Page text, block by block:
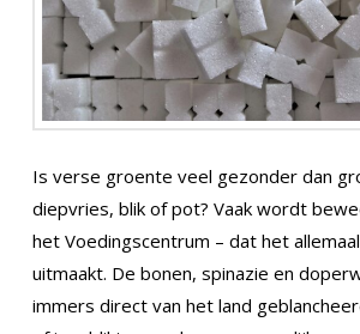
Is verse groente veel gezonder dan
diepvries, blik of pot? Vaak wordt
het Voedingscentrum – dat het
uitmaakt. De bonen, spinazie en
immers direct van het land